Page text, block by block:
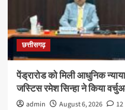
छत्तीसगढ़
पेंड्रारोड को मिली आधुनिक
जस्टिस रमेश सिन्हा ने किया
admin August 6, 2026 12